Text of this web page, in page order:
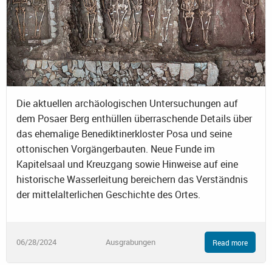
Die aktuellen archäologischen Untersuchungen auf
dem Posaer Berg enthüllen überraschende Details über
das ehemalige Benediktinerkloster Posa und seine
ottonischen Vorgängerbauten. Neue Funde im
Kapitelsaal und Kreuzgang sowie Hinweise auf eine
historische Wasserleitung bereichern das Verständnis
der mittelalterlichen Geschichte des Ortes.
06/28/2024 Ausgrabungen Read more